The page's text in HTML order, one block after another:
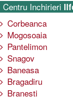
BLOG
CONTACT
Centru Inchirieri
Corbeanca
Mogosoaia
Pantelimon
Snagov
Baneasa
Bragadiru
Branesti